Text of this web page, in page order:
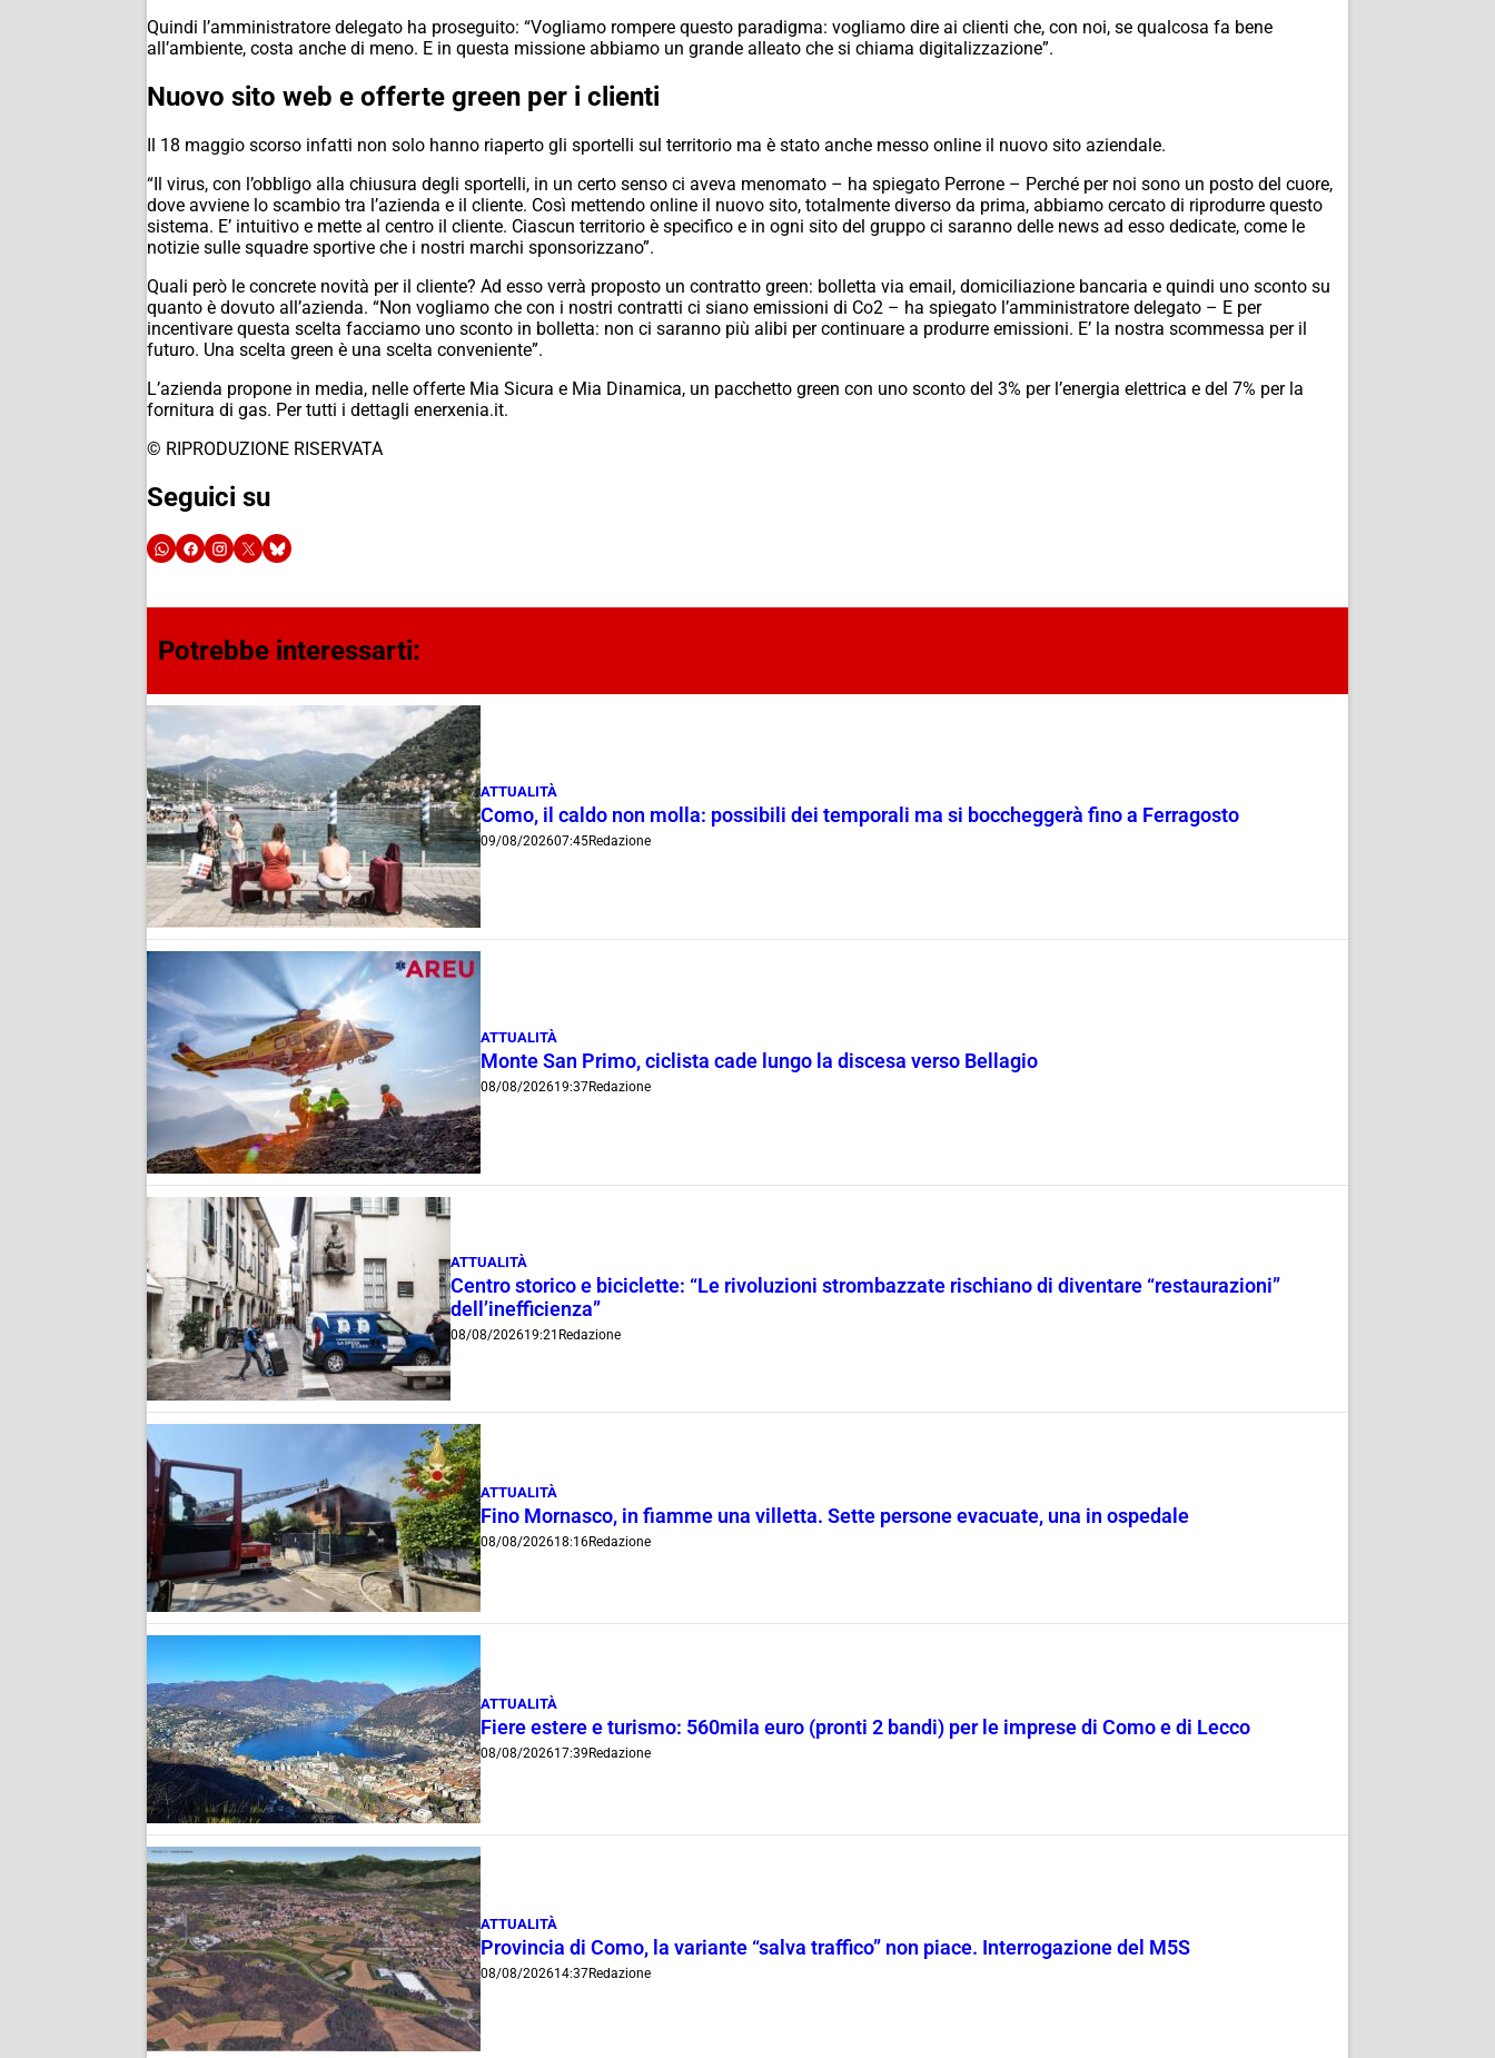
Quindi l’amministratore delegato ha proseguito: “Vogliamo rompere questo paradigma: vogliamo dire ai clienti che, con noi, se qualcosa fa bene
all’ambiente, costa anche di meno. E in questa missione abbiamo un grande alleato che si chiama digitalizzazione”.
Nuovo sito web e offerte green per i clienti
Il 18 maggio scorso infatti non solo hanno riaperto gli sportelli sul territorio ma è stato anche messo online il nuovo sito aziendale.
“Il virus, con l’obbligo alla chiusura degli sportelli, in un certo senso ci aveva menomato – ha spiegato Perrone – Perché per noi sono un posto del cuore,
dove avviene lo scambio tra l’azienda e il cliente. Così mettendo online il nuovo sito, totalmente diverso da prima, abbiamo cercato di riprodurre questo
sistema. E’ intuitivo e mette al centro il cliente. Ciascun territorio è specifico e in ogni sito del gruppo ci saranno delle news ad esso dedicate, come le
notizie sulle squadre sportive che i nostri marchi sponsorizzano”.
Quali però le concrete novità per il cliente? Ad esso verrà proposto un contratto green: bolletta via email, domiciliazione bancaria e quindi uno sconto su
quanto è dovuto all’azienda. “Non vogliamo che con i nostri contratti ci siano emissioni di Co2 – ha spiegato l’amministratore delegato – E per
incentivare questa scelta facciamo uno sconto in bolletta: non ci saranno più alibi per continuare a produrre emissioni. E’ la nostra scommessa per il
futuro. Una scelta green è una scelta conveniente”.
L’azienda propone in media, nelle offerte Mia Sicura e Mia Dinamica, un pacchetto green con uno sconto del 3% per l’energia elettrica e del 7% per la
fornitura di gas. Per tutti i dettagli enerxenia.it.
© RIPRODUZIONE RISERVATA
Seguici su
Potrebbe interessarti:
ATTUALITÀ
Como, il caldo non molla: possibili dei temporali ma si boccheggerà fino a Ferragosto
09/08/202607:45Redazione
ATTUALITÀ
Monte San Primo, ciclista cade lungo la discesa verso Bellagio
08/08/202619:37Redazione
ATTUALITÀ
Centro storico e biciclette: “Le rivoluzioni strombazzate rischiano di diventare “restaurazioni”
dell’inefficienza”
08/08/202619:21 Redazione
ATTUALITÀ
Fino Mornasco, in fiamme una villetta. Sette persone evacuate, una in ospedale
08/08/202618:16Redazione
ATTUALITÀ
Fiere estere e turismo: 560mila euro (pronti 2 bandi) per le imprese di Como e di Lecco
08/08/202617:39 Redazione
ATTUALITÀ
Provincia di Como, la variante “salva traffico” non piace. Interrogazione del M5S
08/08/202614:37Redazione